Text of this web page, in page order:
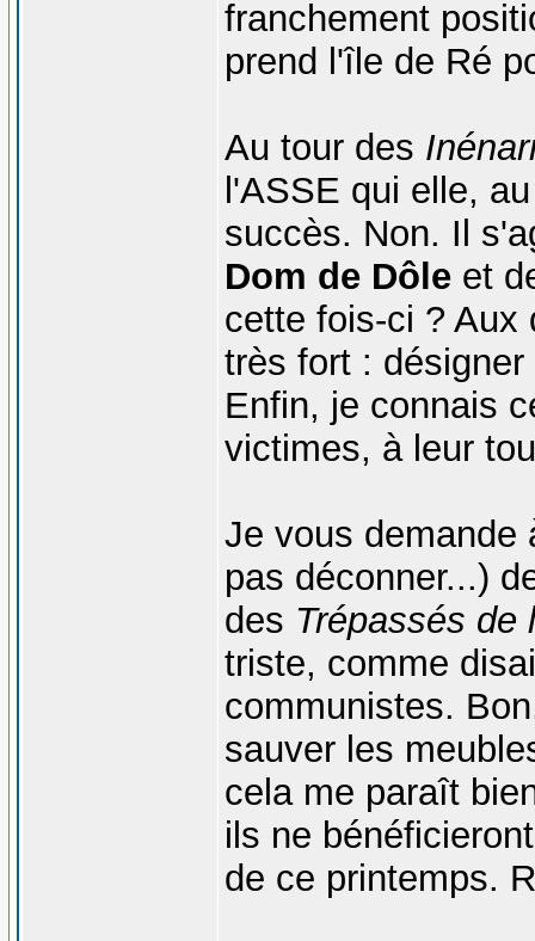
franchement
prend l'île de Ré
Au tour des
l'ASSE qui elle,
succès. Non. Il
Dom de Dôleet
cette fois-ci ? Aux
très fort :
Enfin, je connais
victimes, à leur
Je vous
pas déconner...)
des Trépassés de
triste, comme
communistes.
sauver les
cela me paraît
ils ne
de ce printemps.